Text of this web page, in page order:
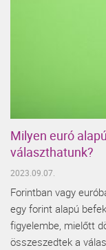
Milyen euró
választhatunk?
2023.09.07.
Forintban vagy
egy forint alapú
figyelembe, mielőtt
összeszedtek a